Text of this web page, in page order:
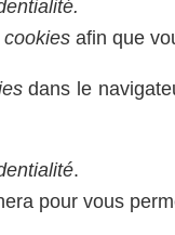
afin que
dans le
.
pour vous